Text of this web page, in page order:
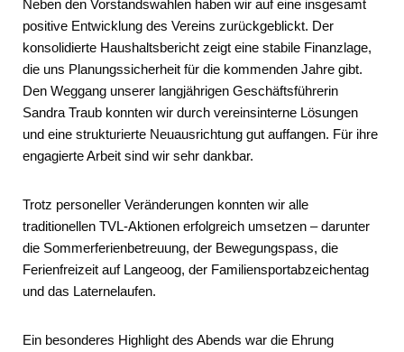
Neben den Vorstandswahlen haben wir auf eine insgesamt
positive Entwicklung des Vereins zurückgeblickt. Der
konsolidierte Haushaltsbericht zeigt eine stabile Finanzlage,
die uns Planungssicherheit für die kommenden Jahre gibt.
Den Weggang unserer langjährigen Geschäftsführerin
Sandra Traub konnten wir durch vereinsinterne Lösungen
und eine strukturierte Neuausrichtung gut auffangen. Für ihre
engagierte Arbeit sind wir sehr dankbar.
Trotz personeller Veränderungen konnten wir alle
traditionellen TVL-Aktionen erfolgreich umsetzen – darunter
die Sommerferienbetreuung, der Bewegungspass, die
Ferienfreizeit auf Langeoog, der Familiensportabzeichentag
und das Laternelaufen.
Ein besonderes Highlight des Abends war die Ehrung